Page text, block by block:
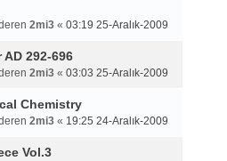
2mi3« 03:19 25-Aralık-2009
AD 292-696
2mi3« 03:03 25-Aralık-2009
Chemistry
2mi3« 19:25 24-Aralık-2009
Vol.3